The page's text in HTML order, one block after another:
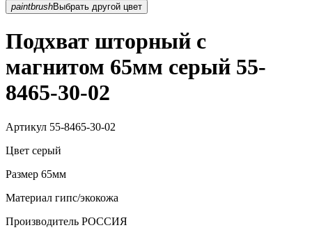
paintbrush Выбрать другой цвет
Подхват шторный с
магнитом 65мм серый 55-
8465-30-02
Артикул 55-8465-30-02
Цвет серый
Размер 65мм
Материал гипс/экокожа
Производитель РОССИЯ